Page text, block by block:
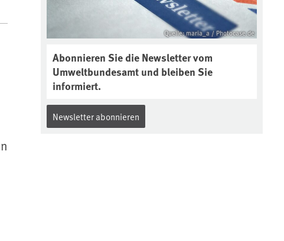
Quelle: maria_a / Photocase.de
Abonnieren Sie die Newsletter vom
Umweltbundesamt und bleiben Sie
informiert.
Newsletter abonnieren